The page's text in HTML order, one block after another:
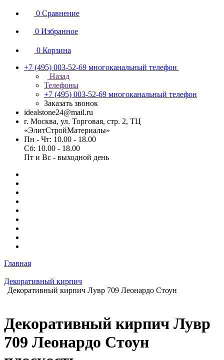
0 Сравнение
0 Избранное
0 Корзина
+7 (495) 003-52-69 многоканальный телефон
Назад
Телефоны
+7 (495) 003-52-69 многоканальный телефон
Заказать звонок
idealstone24@mail.ru
г. Москва, ул. Торговая, стр. 2, ТЦ
«ЭлитСтройМатериалы»
Пн - Чт: 10.00 - 18.00
Сб: 10.00 - 18.00
Пт и Вс - выходной день
Главная
Декоративный кирпич
Декоративный кирпич Лувр 709 Леонардо Стоун
Декоративный кирпич Лувр
709 Леонардо Стоун